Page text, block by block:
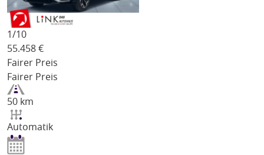
1/10
55.458 €
Fairer Preis
Fairer Preis
50 km
Automatik